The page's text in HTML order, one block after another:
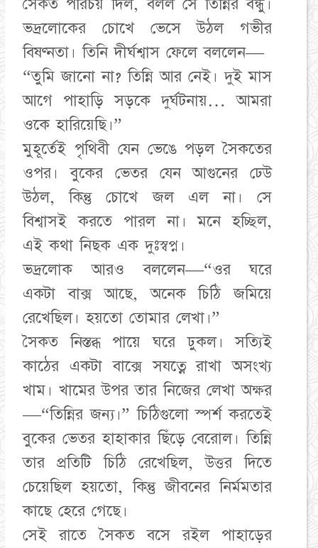
সৈকত পরিচয় দিল, বলল সে তিন্নির বন্ধু।
ভদ্রলোকের চোখে ভেসে উঠল গভীর
বিষণ্নতা। তিনি দীর্ঘশ্বাস ফেলে বললেন—
“তুমি জানো না? তিন্নি আর নেই। দুই মাস
আগে পাহাড়ি সড়কে দুর্ঘটনায়… আমরা
ওকে হারিয়েছি।”
মুহূর্তেই পৃথিবী যেন ভেঙে পড়ল সৈকতের
ওপর। বুকের ভেতর যেন আগুনের ঢেউ
উঠল, কিন্তু চোখে জল এল না। সে
বিশ্বাসই করতে পারল না। মনে হচ্ছিল,
এই কথা নিছক এক দুঃস্বপ্ন।
ভদ্রলোক আরও বললেন—“ওর ঘরে
একটা বাক্স আছে, অনেক চিঠি জমিয়ে
রেখেছিল। হয়তো তোমার লেখা।”
সৈকত নিস্তব্ধ পায়ে ঘরে ঢুকল। সত্যিই
কাঠের একটা বাক্সে সযত্নে রাখা অসংখ্য
খাম। খামের উপর তার নিজের লেখা অক্ষর
—“তিন্নির জন্য।” চিঠিগুলো স্পর্শ করতেই
বুকের ভেতর হাহাকার ছিঁড়ে বেরোল। তিন্নি
তার প্রতিটি চিঠি রেখেছিল, উত্তর দিতে
চেয়েছিল হয়তো, কিন্তু জীবনের নির্মমতার
কাছে হেরে গেছে।
সেই রাতে সৈকত বসে রইল পাহাড়ের